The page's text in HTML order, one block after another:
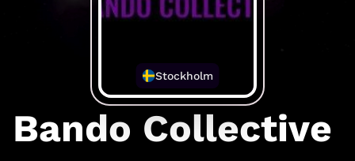
Stockholm
Bando Collective